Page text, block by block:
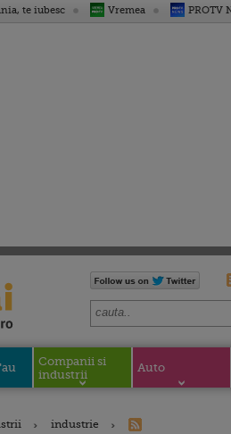
te iubesc Vremea PROTV
Companii si
industrii
Auto
industrie